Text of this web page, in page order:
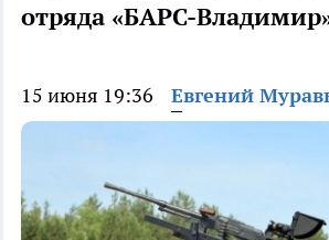
отряда «БАРС-
15 июня 19:36 Евгений